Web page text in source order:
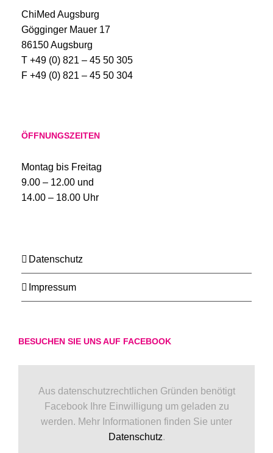
ChiMed Augsburg
Gögginger Mauer 17
86150 Augsburg
T +49 (0) 821 – 45 50 305
F +49 (0) 821 – 45 50 304
ÖFFNUNGSZEITEN
Montag bis Freitag
9.00 – 12.00 und
14.00 – 18.00 Uhr
Datenschutz
Impressum
BESUCHEN SIE UNS AUF FACEBOOK
Aus datenschutzrechtlichen Gründen benötigt
Facebook Ihre Einwilligung um geladen zu
werden. Mehr Informationen finden Sie unter
Datenschutz.